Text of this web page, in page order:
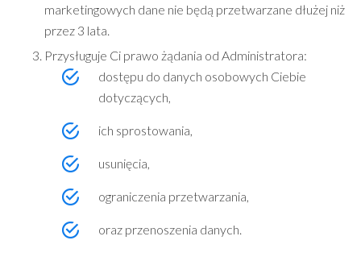
marketingowych dane nie będą przetwarzane dłużej niż
przez 3 lata.
Przysługuje Ci prawo żądania od Administratora:
dostępu do danych osobowych Ciebie
dotyczących,
ich sprostowania,
usunięcia,
ograniczenia przetwarzania,
oraz przenoszenia danych.